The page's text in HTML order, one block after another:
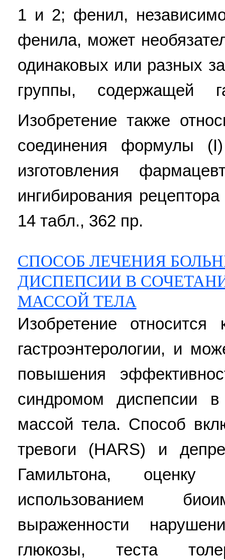
1 и 2; фенил,
фенила, может
одинаковых или разных
группы, содержащей
Изобретение также
соединения формулы
изготовления
ингибирования
14 табл., 362 пр.
СПОСОБ ЛЕЧЕНИЯ
ДИСПЕПСИИ В
МАССОЙ ТЕЛА
Изобретение
гастроэнтерологии, и
повышения
синдромом диспепсии
массой тела. Способ
тревоги (HARS) и
Гамильтона,
использованием
выраженности
глюкозы, теста